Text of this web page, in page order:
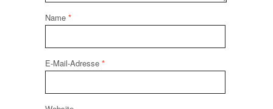
Name *
E-Mail-Adresse *